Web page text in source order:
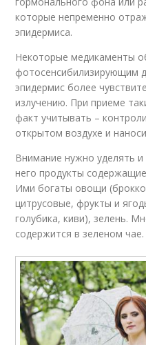
которые непременно
эпидермиса.
Некоторые медикаменты
фотосенсибилизирующим
эпидермис более
излучению. При приеме
факт учитывать –
открытом воздухе и
Внимание нужно уделять
него продукты
Ими богаты овощи
цитрусовые, фрукты и
голубика, киви), зелень.
содержится в зеленом чае.